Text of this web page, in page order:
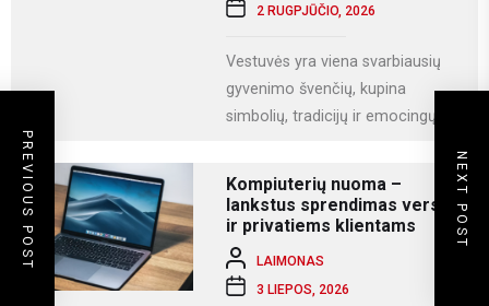
PREVIOUS POST NEXT POST
2 RUGPJŪČIO, 2026
Vestuvės yra viena svarbiausių
gyvenimo švenčių, kupina
simbolių, tradicijų ir emocingų
vestuvių...
Kompiuterių nuoma –
lankstus sprendimas verslui
ir privatiems klientams
LAIMONAS
3 LIEPOS, 2026